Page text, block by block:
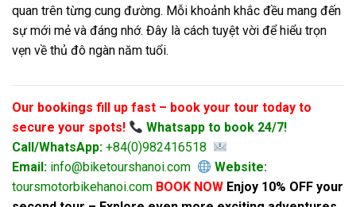
quan trên từng cung đường. Mỗi khoảnh khắc đều mang đến
sự mới mẻ và đáng nhớ. Đây là cách tuyệt vời để hiểu trọn
vẹn về thủ đô ngàn năm tuổi.
Our bookings fill up fast – book your tour today to
secure your spots!
Whatsapp to book 24/7!
Call/WhatsApp: +84(0)982416518
Email: info@biketourshanoi.com
Website:
toursmotorbikehanoi.com BOOK NOW Enjoy 10% OFF your